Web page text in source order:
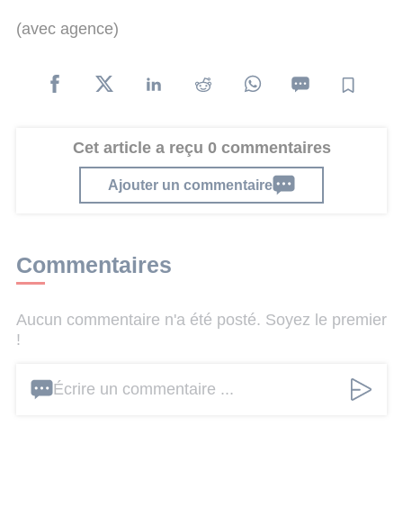
(avec agence)
Cet article a reçu 0 commentaires
Ajouter un commentaire
Commentaires
Aucun commentaire n'a été posté. Soyez le premier
!
Écrire un commentaire ...